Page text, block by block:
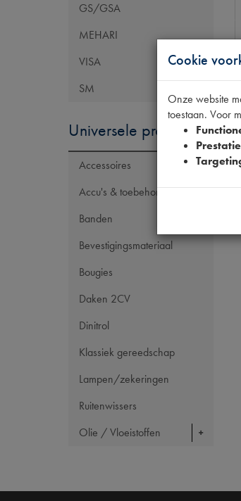
GS/GSA
MEHARI
VISA
SM
Universele producten
Accessoires
Accu's & toebehoren
Banden
Bevestigingsmateriaal
Bougies
Daken 2CV
Dinitrol
Klassiek gereedschap
Lampen/zekeringen
Ruitenwissers
Olie / Vloeistoffen
Cookie
Onze website
toestaan. Voor